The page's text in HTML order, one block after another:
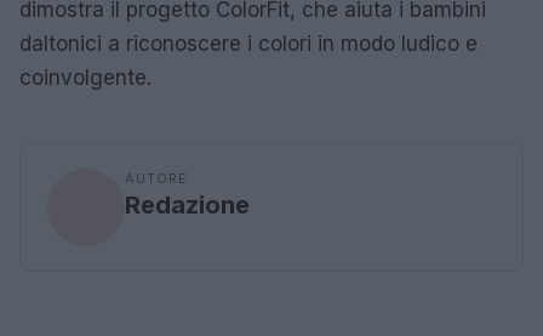
dimostra il progetto ColorFit, che aiuta i bambini
daltonici a riconoscere i colori in modo ludico e
coinvolgente.
AUTORE
Redazione